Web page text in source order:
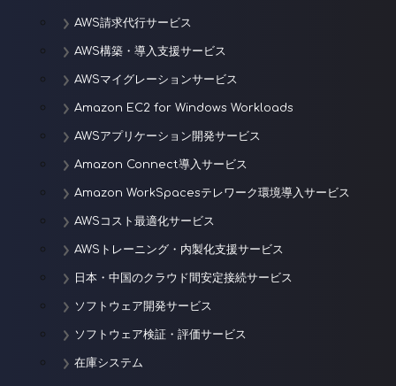
AWS請求代行サービス
AWS構築・導入支援サービス
AWSマイグレーションサービス
Amazon EC2 for Windows Workloads
AWSアプリケーション開発サービス
Amazon Connect導入サービス
Amazon WorkSpacesテレワーク環境導入サービス
AWSコスト最適化サービス
AWSトレーニング・内製化支援サービス
日本・中国のクラウド間安定接続サービス
ソフトウェア開発サービス
ソフトウェア検証・評価サービス
在庫システム